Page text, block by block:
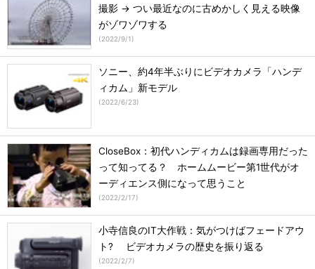
撮影 → つい最近なのに古めかしく見える映像
がゾワゾワする
(2022/9/1)
ソニー、約4年半ぶりにビデオカメラ「ハンデ
ィカム」新モデル
(2022/6/23)
CloseBox：初代ハンディカムは録画専用だった
って知ってる？ ホームムービー第1世代がオ
ーディエンス側になって思うこと
(2022/2/17)
小寺信良のIT大作戦：気がつけばフェードアウ
ト? ビデオカメラの歴史を振り返る
(2022/2/7)